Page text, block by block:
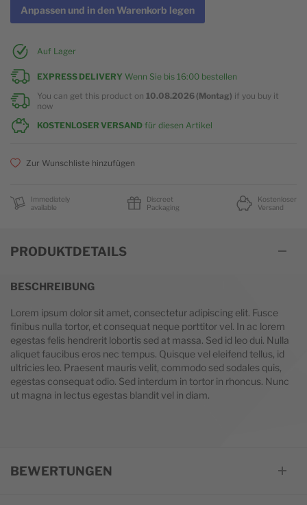
Anpassen und in den Warenkorb legen
Auf Lager
EXPRESS DELIVERY Wenn Sie bis 16:00bestellen
You can get this product on 10.08.2026 (Montag) if you buy it
now
KOSTENLOSER VERSAND für diesen Artikel
Zur Wunschliste hinzufügen
Immediately
available
Discreet
Packaging
Kostenloser
Versand
PRODUKTDETAILS
BESCHREIBUNG
Lorem ipsum dolor sit amet, consectetur adipiscing elit. Fusce
finibus nulla tortor, et consequat neque porttitor vel. In ac lorem
egestas felis hendrerit lobortis sed at massa. Sed id leo dui. Nulla
aliquet faucibus eros nec tempus. Quisque vel eleifend tellus, id
ultricies leo. Praesent mauris velit, commodo sed sodales quis,
egestas consequat odio. Sed interdum in tortor in rhoncus. Nunc
ut magna in lectus egestas blandit vel in diam.
BEWERTUNGEN